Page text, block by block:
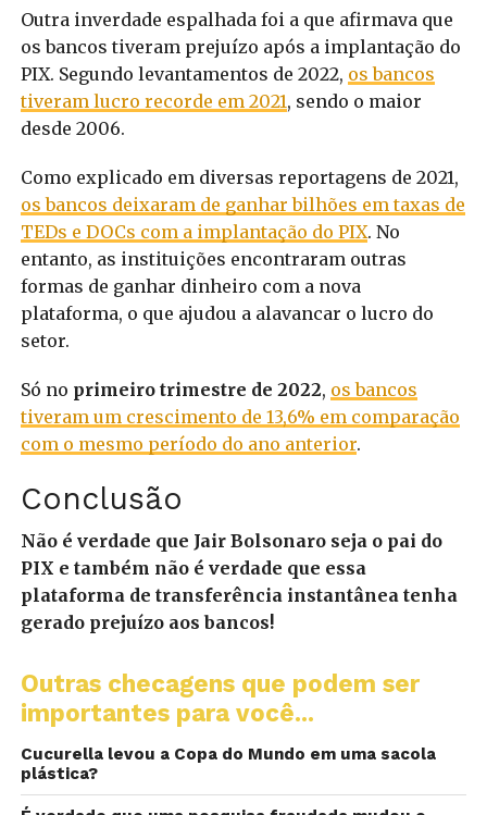
Outra inverdade espalhada foi a que afirmava que
os bancos tiveram prejuízo após a implantação do
PIX. Segundo levantamentos de 2022, os bancos
tiveram lucro recorde em 2021, sendo o maior
desde 2006.
Como explicado em diversas reportagens de 2021,
os bancos deixaram de ganhar bilhões em taxas de
TEDs e DOCs com a implantação do PIX. No
entanto, as instituições encontraram outras
formas de ganhar dinheiro com a nova
plataforma, o que ajudou a alavancar o lucro do
setor.
Só no primeiro trimestre de 2022, os bancos
tiveram um crescimento de 13,6% em comparação
com o mesmo período do ano anterior.
Conclusão
Não é verdade que Jair Bolsonaro seja o pai do
PIX e também não é verdade que essa
plataforma de transferência instantânea tenha
gerado prejuízo aos bancos!
Outras checagens que podem ser
importantes para você...
Cucurella levou a Copa do Mundo em uma sacola
plástica?